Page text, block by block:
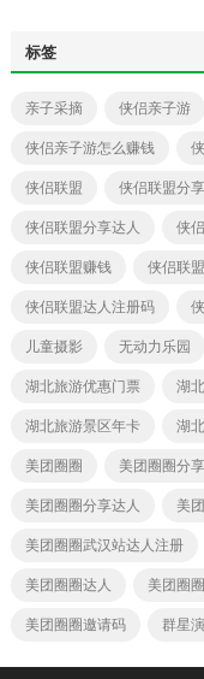
标签
亲子采摘 侠侣亲子游
侠侣亲子游怎么赚钱
侠侣联盟 侠侣联盟分
侠侣联盟分享达人 侠
侠侣联盟赚钱 侠侣联
侠侣联盟达人注册码
儿童摄影 无动力乐园
湖北旅游优惠门票 湖
湖北旅游景区年卡 湖
美团圈圈 美团圈圈分
美团圈圈分享达人 美
美团圈圈武汉站达人注册
美团圈圈达人 美团圈
美团圈圈邀请码 群星